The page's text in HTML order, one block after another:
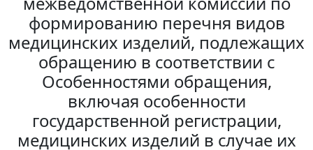
формированию перечня видов
медицинских изделий, подлежащих
обращению в соответствии с
Особенностями обращения,
включая особенности
государственной регистрации,
медицинских изделий в случае их